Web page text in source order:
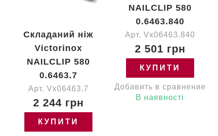
Складаний ніж
Victorinox
NAILCLIP 580
0.6463.7
Арт. Vx06463.7
2 244 грн
КУПИТИ
NAILCLIP 580
0.6463.840
Арт. Vx06463.840
2 501 грн
КУПИТИ
Добавить в сравнение
В наявності